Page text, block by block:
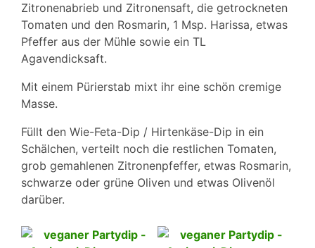
Zitronenabrieb und Zitronensaft, die getrockneten
Tomaten und den Rosmarin, 1 Msp. Harissa, etwas
Pfeffer aus der Mühle sowie ein TL
Agavendicksaft.
Mit einem Pürierstab mixt ihr eine schön cremige
Masse.
Füllt den Wie-Feta-Dip / Hirtenkäse-Dip in ein
Schälchen, verteilt noch die restlichen Tomaten,
grob gemahlenen Zitronenpfeffer, etwas Rosmarin,
schwarze oder grüne Oliven und etwas Olivenöl
darüber.